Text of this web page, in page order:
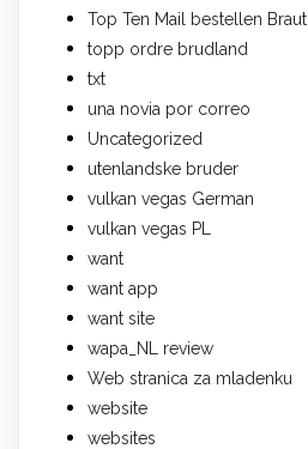
Top Ten Mail bestellen Braut
topp ordre brudland
txt
una novia por correo
Uncategorized
utenlandske bruder
vulkan vegas German
vulkan vegas PL
want
want app
want site
wapa_NL review
Web stranica za mladenku
website
websites